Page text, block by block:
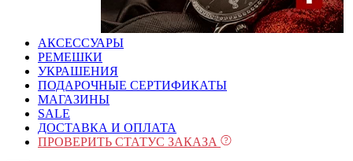
АКСЕССУАРЫ
РЕМЕШКИ
УКРАШЕНИЯ
ПОДАРОЧНЫЕ СЕРТИФИКАТЫ
МАГАЗИНЫ
SALE
ДОСТАВКА И ОПЛАТА
ПРОВЕРИТЬ СТАТУС ЗАКАЗА